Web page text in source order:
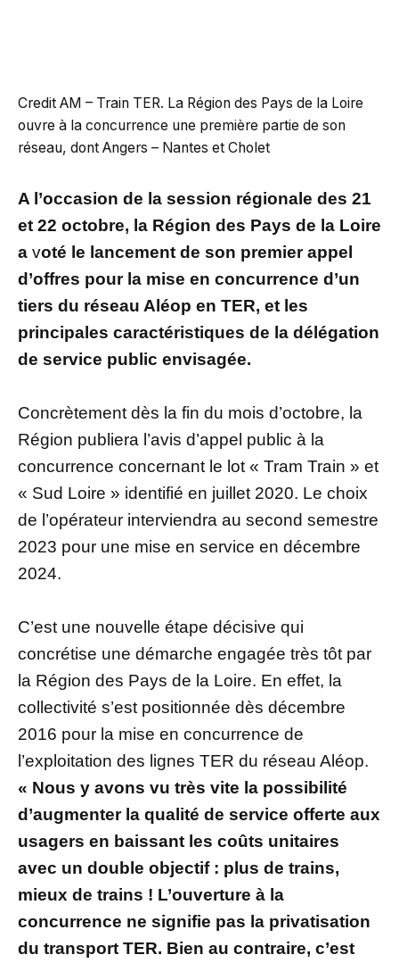
Credit AM – Train TER. La Région des Pays de la Loire
ouvre à la concurrence une première partie de son
réseau, dont Angers – Nantes et Cholet
A l’occasion de la session régionale des 21
et 22 octobre, la Région des Pays de la Loire
a voté le lancement de son premier appel
d’offres pour la mise en concurrence d’un
tiers du réseau Aléop en TER, et les
principales caractéristiques de la délégation
de service public envisagée.
Concrètement dès la fin du mois d’octobre, la
Région publiera l’avis d’appel public à la
concurrence concernant le lot « Tram Train » et
« Sud Loire » identifié en juillet 2020. Le choix
de l’opérateur interviendra au second semestre
2023 pour une mise en service en décembre
2024.
C’est une nouvelle étape décisive qui
concrétise une démarche engagée très tôt par
la Région des Pays de la Loire. En effet, la
collectivité s’est positionnée dès décembre
2016 pour la mise en concurrence de
l’exploitation des lignes TER du réseau Aléop.
« Nous y avons vu très vite la possibilité
d’augmenter la qualité de service offerte aux
usagers en baissant les coûts unitaires
avec un double objectif : plus de trains,
mieux de trains ! L’ouverture à la
concurrence ne signifie pas la privatisation
du transport TER. Bien au contraire, c’est